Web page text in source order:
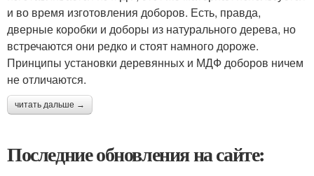
и во время изготовления доборов. Есть, правда,
дверные коробки и доборы из натурального дерева, но
встречаются они редко и стоят намного дороже.
Принципы установки деревянных и МДФ доборов ничем
не отличаются.
читать дальше →
Последние обновления на сайте: